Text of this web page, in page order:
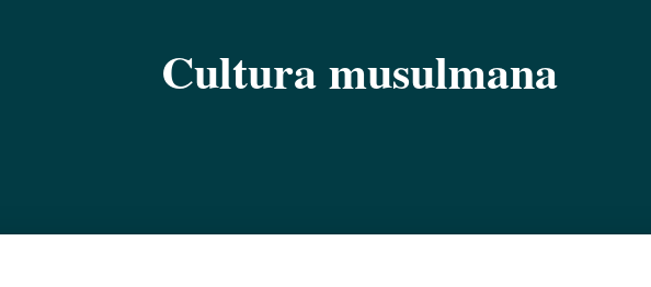
Cultura musulmana